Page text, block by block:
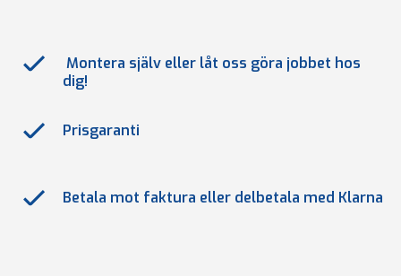
Montera själv eller låt oss göra jobbet hos
dig!
Prisgaranti
Betala mot faktura eller delbetala med Klarna